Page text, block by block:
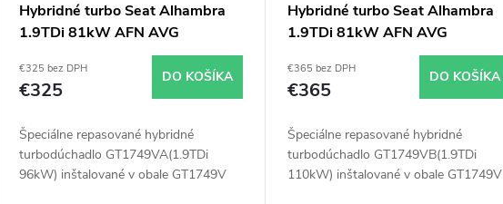
Hybridné turbo Seat Alhambra
1.9TDi 81kW AFN AVG
GT1749VA v obale GT1749V
€325 bez DPH
€325
DO KOŠÍKA
Špeciálne repasované hybridné
turbodúchadlo GT1749VA(1.9TDi
96kW) inštalované v obale GT1749V
Hybridné turbo Seat Alhambra
1.9TDi 81kW AFN AVG
GT1749VB v obale GT1749V
€365 bez DPH
€365
DO KOŠÍKA
Špeciálne repasované hybridné
turbodúchadlo GT1749VB(1.9TDi
110kW) inštalované v obale GT1749V